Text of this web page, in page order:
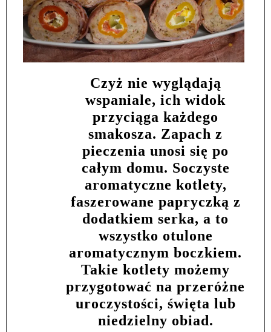
Czyż nie wyglądają
wspaniale, ich widok
przyciąga każdego
smakosza. Zapach z
pieczenia unosi się po
całym domu. Soczyste
aromatyczne kotlety,
faszerowane papryczką z
dodatkiem serka, a to
wszystko otulone
aromatycznym boczkiem.
Takie kotlety możemy
przygotować na przeróżne
uroczystości, święta lub
niedzielny obiad.